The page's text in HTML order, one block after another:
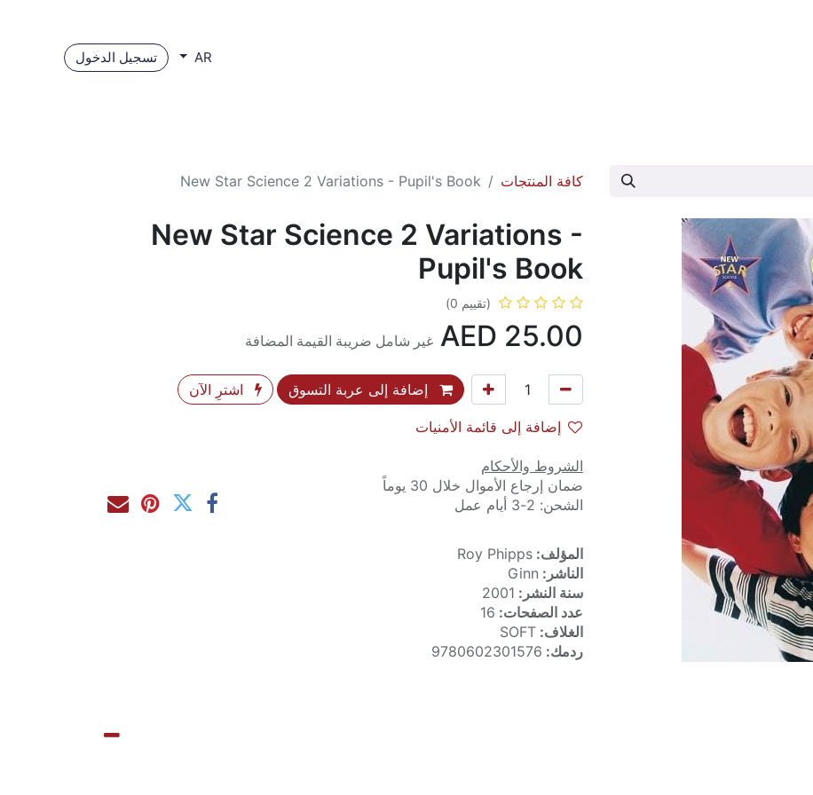
AR تسجيل الدخول
كافة المنتجات New Star Science 2 Variations - Pupil's Book
New Star Science 2 Variations -
Pupil's Book
(تقييم 0)
25.00 غير شامل ضريبة القيمة المضافة
إضافة إلى عربة التسوق اشترِ الآن
إضافة إلى قائمة الأمنيات
الشروط والأحكام
ضمان إرجاع الأموال خلال 30 يوماً
الشحن: 2-3 أيام عمل
المؤلف: Roy Phipps
الناشر: Ginn
سنة النشر: 2001
عدد الصفحات: 16
الغلاف: SOFT
ردمك: 9780602301576